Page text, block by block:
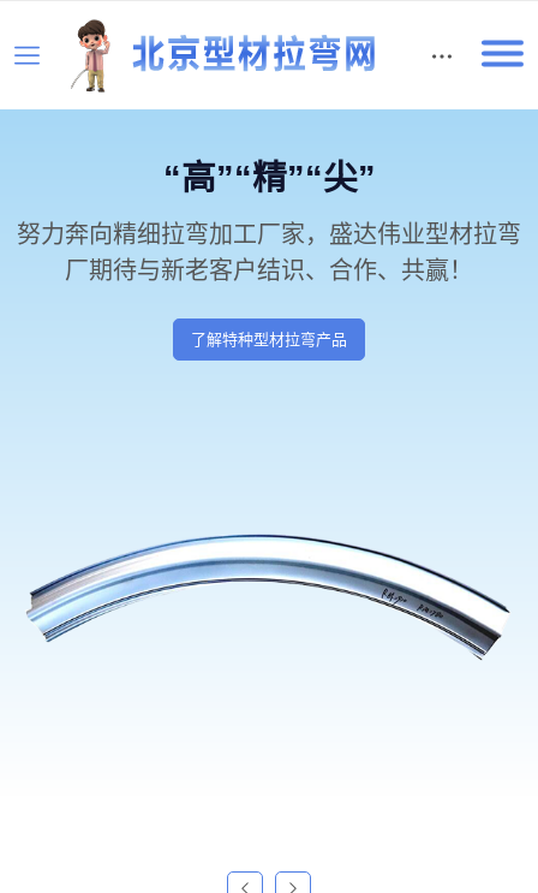
“高”“精”“尖”
努力奔向精细拉弯加工厂家，盛达伟业型材拉弯
厂期待与新老客户结识、合作、共赢！
了解特种型材拉弯产品